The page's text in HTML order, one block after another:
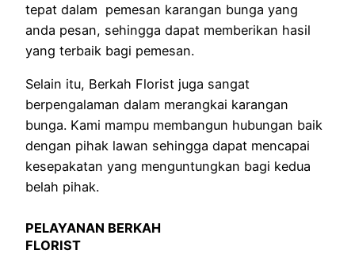
tepat dalam pemesan karangan bunga yang
anda pesan, sehingga dapat memberikan hasil
yang terbaik bagi pemesan.
Selain itu, Berkah Florist juga sangat
berpengalaman dalam merangkai karangan
bunga. Kami mampu membangun hubungan baik
dengan pihak lawan sehingga dapat mencapai
kesepakatan yang menguntungkan bagi kedua
belah pihak.
PELAYANAN BERKAH
FLORIST